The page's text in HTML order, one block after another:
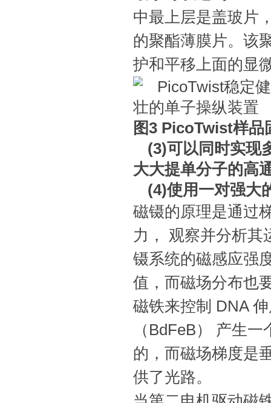
中最上层是盖玻片
的聚酯薄膜片。该
护和平移上面的显
图3 PicoTwist样品
(3)可以同时实现
大大提单分子的高
(4)使用一对强大
磁镊的原理是通过
力， 观察并分析其
镊系统的磁感应强
值，而磁场分布也
磁铁来控制 DNA
（BdFeB） 产生
的，而磁场梯度是
供了光路。